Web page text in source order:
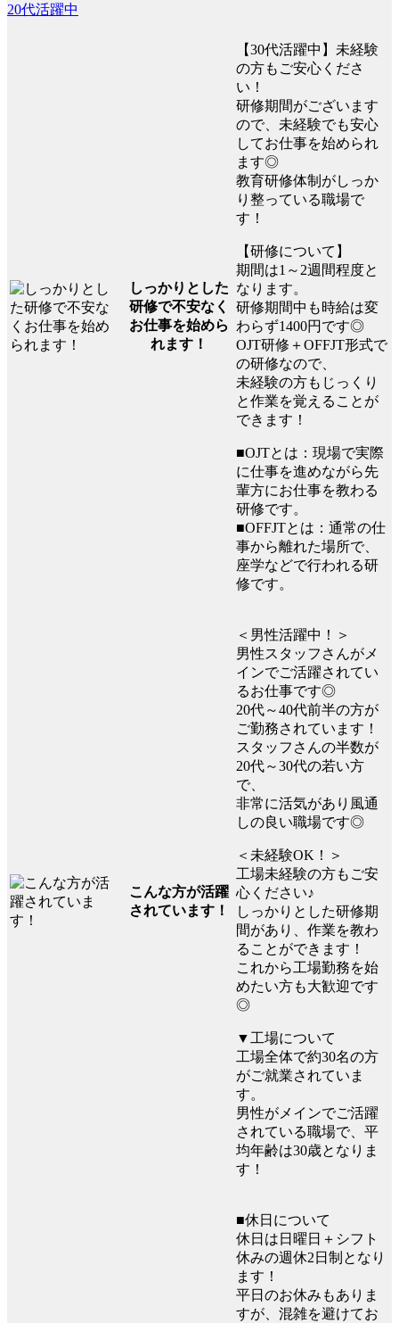
20代活躍中
しっかりとした
研修で不安なく
お仕事を始めら
れます！
【30代活躍中】未経験
の方もご安心くださ
い！
研修期間がございます
ので、未経験でも安心
してお仕事を始められ
ます◎
教育研修体制がしっか
り整っている職場で
す！
【研修について】
期間は1～2週間程度と
なります。
研修期間中も時給は変
わらず1400円です◎
OJT研修＋OFFJT形式で
の研修なので、
未経験の方もじっくり
と作業を覚えることが
できます！
■OJTとは：現場で実際
に仕事を進めながら先
輩方にお仕事を教わる
研修です。
■OFFJTとは：通常の仕
事から離れた場所で、
座学などで行われる研
修です。
こんな方が活躍
されています！
＜男性活躍中！＞
男性スタッフさんがメ
インでご活躍されてい
るお仕事です◎
20代～40代前半の方が
ご勤務されています！
スタッフさんの半数が
20代～30代の若い方
で、
非常に活気があり風通
しの良い職場です◎
＜未経験OK！＞
工場未経験の方もご安
心ください♪
しっかりとした研修期
間があり、作業を教わ
ることができます！
これから工場勤務を始
めたい方も大歓迎です
◎
▼工場について
工場全体で約30名の方
がご就業されていま
す。
男性がメインでご活躍
されている職場で、平
均年齢は30歳となりま
す！
■休日について
休日は日曜日＋シフト
休みの週休2日制となり
ます！
平日のお休みもありま
すが、混雑を避けてお